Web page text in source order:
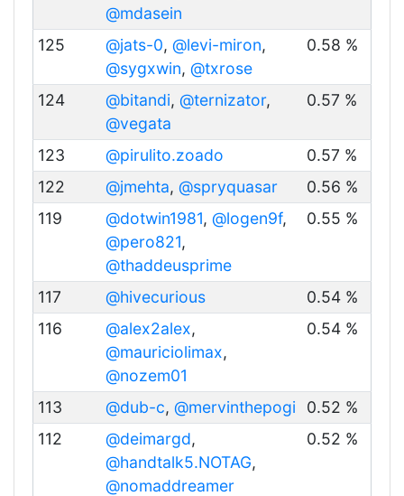
@mdasein
125 @jats-0, @levi-miron,
@sygxwin, @txrose
0.58 %
124 @bitandi, @ternizator,
@vegata
0.57 %
123 @pirulito.zoado
0.57 %
122
@jmehta, @spryquasar
0.56 %
119
@dotwin1981, @logen9f,
@pero821,
@thaddeusprime
0.55 %
117 @hivecurious
0.54 %
116
@alex2alex,
@mauriciolimax,
@nozem01
0.54 %
113 @dub-c, @mervinthepogi
0.52 %
112
@deimargd,
@handtalk5.NOTAG,
@nomaddreamer
0.52 %